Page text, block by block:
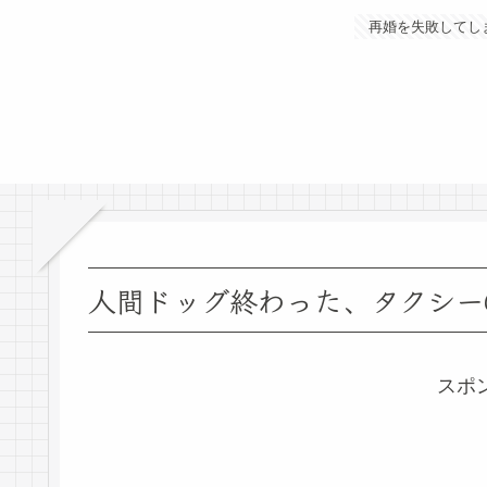
再婚を失敗してし
人間ドッグ終わった、タクシ
スポ